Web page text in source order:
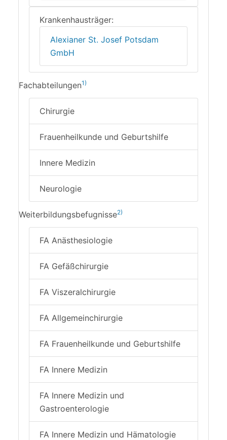
Krankenhausträger:
Alexianer St. Josef Potsdam
GmbH
Fachabteilungen1)
Chirurgie
Frauenheilkunde und Geburtshilfe
Innere Medizin
Neurologie
Weiterbildungsbefugnisse2)
FA Anästhesiologie
FA Gefäßchirurgie
FA Viszeralchirurgie
FA Allgemeinchirurgie
FA Frauenheilkunde und Geburtshilfe
FA Innere Medizin
FA Innere Medizin und
Gastroenterologie
FA Innere Medizin und Hämatologie